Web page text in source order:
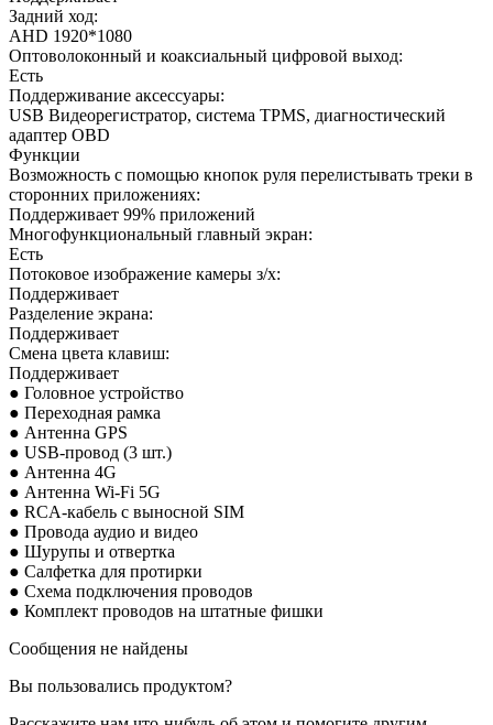
Задний ход:
AHD 1920*1080
Оптоволоконный и коаксиальный цифровой выход:
Есть
Поддерживание аксессуары:
USB Видеорегистратор, система TPMS, диагностический
адаптер OBD
Функции
Возможность с помощью кнопок руля перелистывать треки в
сторонних приложениях:
Поддерживает 99% приложений
Многофункциональный главный экран:
Есть
Потоковое изображение камеры з/х:
Поддерживает
Разделение экрана:
Поддерживает
Смена цвета клавиш:
Поддерживает
● Головное устройство
● Переходная рамка
● Антенна GPS
● USB-провод (3 шт.)
● Антенна 4G
● Антенна Wi-Fi 5G
● RCA-кабель с выносной SIM
● Провода аудио и видео
● Шурупы и отвертка
● Салфетка для протирки
● Схема подключения проводов
● Комплект проводов на штатные фишки
Сообщения не найдены
Вы пользовались продуктом?